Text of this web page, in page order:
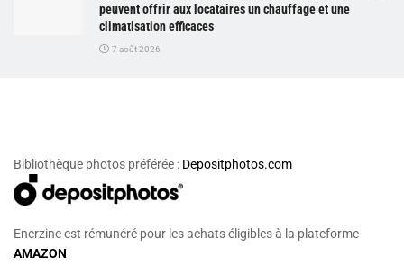
peuvent offrir aux locataires un chauffage et une
climatisation efficaces
7 août 2026
Bibliothèque photos préférée : Depositphotos.com
Enerzine est rémunéré pour les achats éligibles à la plateforme
AMAZON